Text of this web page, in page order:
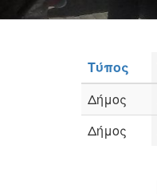
Τύπος
Δήμος
Δήμος